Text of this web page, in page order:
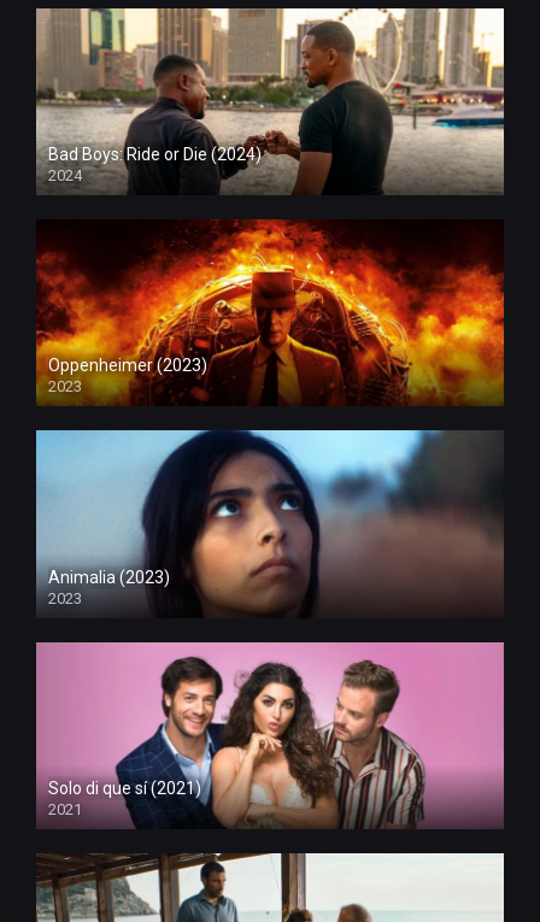
Bad Boys: Ride or Die (2024)
2024
Oppenheimer (2023)
2023
Animalia (2023)
2023
Solo di que sí (2021)
2021